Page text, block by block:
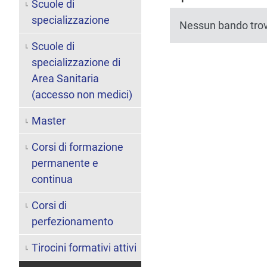
Nessun bando
Scuole di
specializzazione
Scuole di
specializzazione di
Area Sanitaria
(accesso non medici)
Master
Corsi di formazione
permanente e
continua
Corsi di
perfezionamento
Tirocini formativi attivi